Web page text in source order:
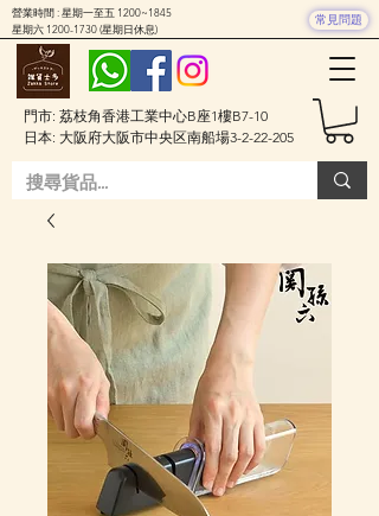
門市: 荔枝角香港工業中心B座1樓B7-10
日本: 大阪府大阪市中央区南船場3-2-22-205
營業時間 : 星期一至五 1200~1845
星期六 1200-1730(星期日休息)
常見問題